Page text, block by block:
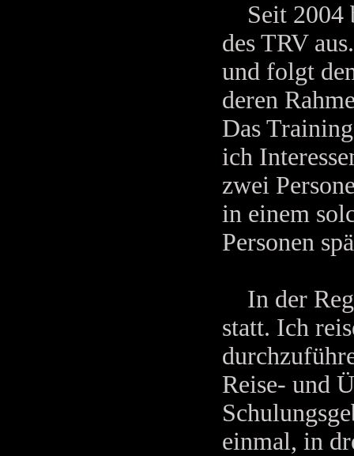
Seit 2004
des TRV
und folgt
deren
Das
ich
zwei
in einem
Personen
In der
statt. Ich
Reise- und
einmal, in